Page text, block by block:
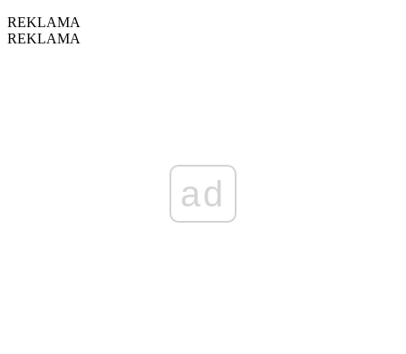
REKLAMA
REKLAMA
ad